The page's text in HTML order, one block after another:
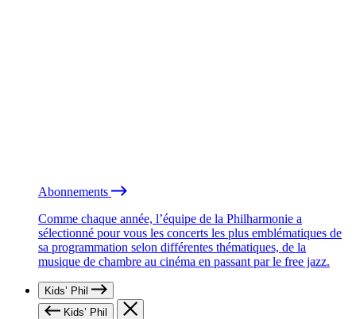
Abonnements
Comme chaque année, l’équipe de la Philharmonie a
sélectionné pour vous les concerts les plus emblématiques de
sa programmation selon différentes thématiques, de la
musique de chambre au cinéma en passant par le free jazz.
Kids’ Phil
Kids’ Phil